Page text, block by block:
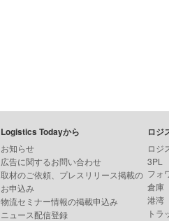
Logistics Todayから
お知らせ
広告に関するお問い合わせ
取材のご依頼、プレスリリース掲載の
お申込み
物流セミナー情報の掲載申込み
ニュース配信登録
ロジ
ロジ
3PL
フォ
倉庫
港湾
トラ